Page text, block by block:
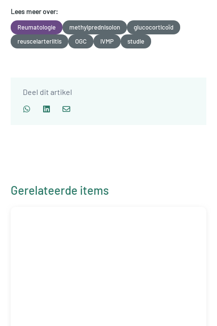
Lees meer over:
Reumatologie methylprednisolon
glucocorticoïd
reuscelarteriitis
OGC IVMP studie
Deel dit artikel
Gerelateerde items